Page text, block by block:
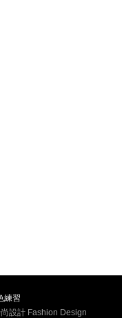
練習
設計 Fashion Design